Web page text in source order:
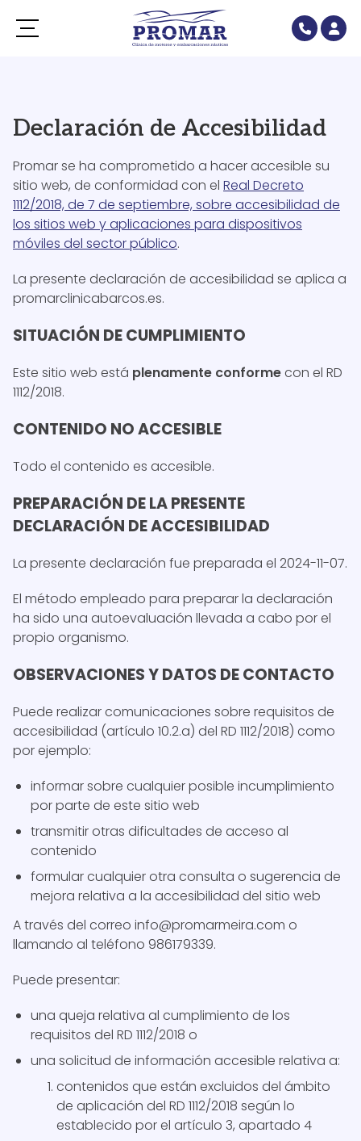
Declaración de Accesibilidad
Promar se ha comprometido a hacer accesible su
sitio web, de conformidad con el Real Decreto
1112/2018, de 7 de septiembre, sobre accesibilidad de
los sitios web y aplicaciones para dispositivos
móviles del sector público.
La presente declaración de accesibilidad se aplica a
promarclinicabarcos.es.
SITUACIÓN DE CUMPLIMIENTO
Este sitio web está plenamente conformecon el RD
1112/2018.
CONTENIDO NO ACCESIBLE
Todo el contenido es accesible.
PREPARACIÓN DE LA PRESENTE
DECLARACIÓN DE ACCESIBILIDAD
La presente declaración fue preparada el 2024-11-07.
El método empleado para preparar la declaración
ha sido una autoevaluación llevada a cabo por el
propio organismo.
OBSERVACIONES Y DATOS DE CONTACTO
Puede realizar comunicaciones sobre requisitos de
accesibilidad (artículo 10.2.a) del RD 1112/2018) como
por ejemplo:
informar sobre cualquier posible incumplimiento
por parte de este sitio web
transmitir otras dificultades de acceso al
contenido
formular cualquier otra consulta o sugerencia de
mejora relativa a la accesibilidad del sitio web
A través del correo info@promarmeira.com o
llamando al teléfono 986179339.
Puede presentar:
una queja relativa al cumplimiento de los
requisitos del RD 1112/2018 o
una solicitud de información accesible relativa a:
contenidos que están excluidos del ámbito
de aplicación del RD 1112/2018 según lo
establecido por el artículo 3, apartado 4